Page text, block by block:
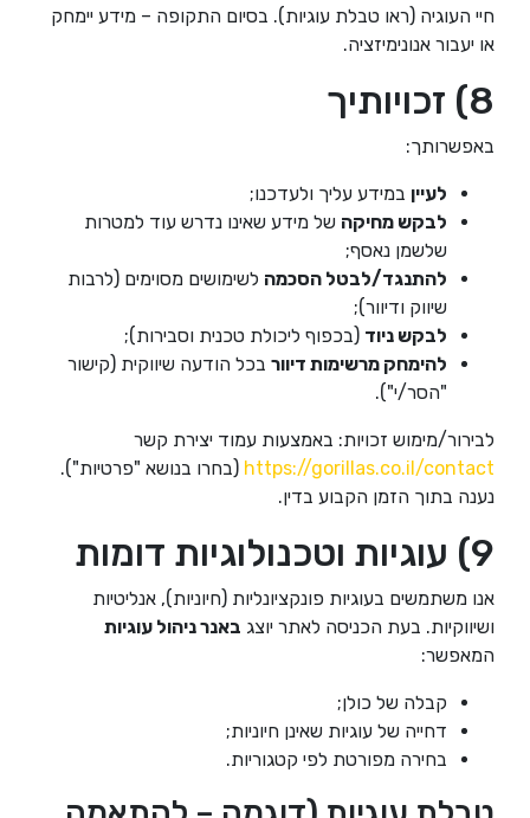
חיי העוגיה (ראו טבלת עוגיות). בסיום התקופה – מידע יימחק
או יעבור אנונימיזציה.
8) זכויותיך
באפשרותך:
לעיין במידע עליך ולעדכנו;
לבקש מחיקה של מידע שאינו נדרש עוד למטרות
שלשמן נאסף;
להתנגד/לבטל הסכמה לשימושים מסוימים (לרבות
שיווק ודיוור);
לבקש ניוד (בכפוף ליכולת טכנית וסבירות);
להימחק מרשימות דיוור בכל הודעה שיווקית (קישור
"הסר/י").
לבירור/מימוש זכויות: באמצעות עמוד יצירת קשר
https://gorillas.co.il/contact (בחרו בנושא "פרטיות").
נענה בתוך הזמן הקבוע בדין.
9) עוגיות וטכנולוגיות דומות
אנו משתמשים בעוגיות פונקציונליות (חיוניות), אנליטיות
ושיווקיות. בעת הכניסה לאתר יוצג באנר ניהול עוגיות
המאפשר:
קבלה של כולן;
דחייה של עוגיות שאינן חיוניות;
בחירה מפורטת לפי קטגוריות.